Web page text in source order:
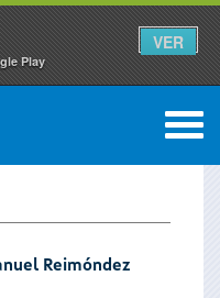
Play
VER
0
Reimóndez